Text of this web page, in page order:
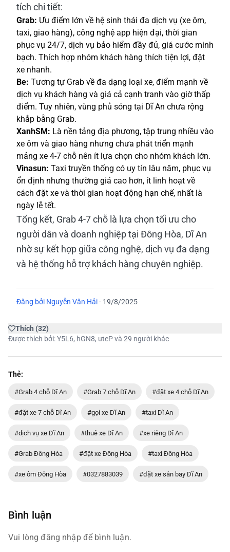
tích chi tiết:
Grab: Ưu điểm lớn về hệ sinh thái đa dịch vụ (xe ôm,
taxi, giao hàng), công nghệ app hiện đại, thời gian
phục vụ 24/7, dịch vụ bảo hiểm đầy đủ, giá cước minh
bạch. Thích hợp nhóm khách hàng thích tiện lợi, đặt
xe nhanh.
Be: Tương tự Grab về đa dạng loại xe, điểm mạnh về
dịch vụ khách hàng và giá cả cạnh tranh vào giờ thấp
điểm. Tuy nhiên, vùng phủ sóng tại Dĩ An chưa rộng
khắp bằng Grab.
XanhSM: Là nền tảng địa phương, tập trung nhiều vào
xe ôm và giao hàng nhưng chưa phát triển mạnh
mảng xe 4-7 chỗ nên ít lựa chọn cho nhóm khách lớn.
Vinasun: Taxi truyền thống có uy tín lâu năm, phục vụ
ổn định nhưng thường giá cao hơn, ít linh hoạt về
cách đặt xe và thời gian hoạt động hạn chế, nhất là
ngày lễ tết.
Tổng kết, Grab 4-7 chỗ là lựa chọn tối ưu cho
người dân và doanh nghiệp tại Đông Hòa, Dĩ An
nhờ sự kết hợp giữa công nghệ, dịch vụ đa dạng
và hệ thống hỗ trợ khách hàng chuyên nghiệp.
Đăng bởi Nguyễn Văn Hải- 19/8/2025
Thích (32)
Được thích bởi:Y5L6, hGN8, utePvà 29 người khác
Thẻ:
#Grab 4 chỗ Dĩ An #Grab 7 chỗ Dĩ An #đặt xe 4 chỗ Dĩ An
#đặt xe 7 chỗ Dĩ An #gọi xe Dĩ An #taxi Dĩ An
#dịch vụ xe Dĩ An #thuê xe Dĩ An #xe riêng Dĩ An
#Grab Đông Hòa #đặt xe Đông Hòa #taxi Đông Hòa
#xe ôm Đông Hòa #0327883039 #đặt xe sân bay Dĩ An
Bình luận
Vui lòng đăng nhập để bình luận.